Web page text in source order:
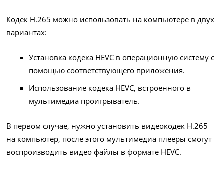
Кодек H.265 можно использовать на компьютере в двух
вариантах:
Установка кодека HEVC в операционную систему с
помощью соответствующего приложения.
Использование кодека HEVC, встроенного в
мультимедиа проигрыватель.
В первом случае, нужно установить видеокодек H.265
на компьютер, после этого мультимедиа плееры смогут
воспроизводить видео файлы в формате HEVC.